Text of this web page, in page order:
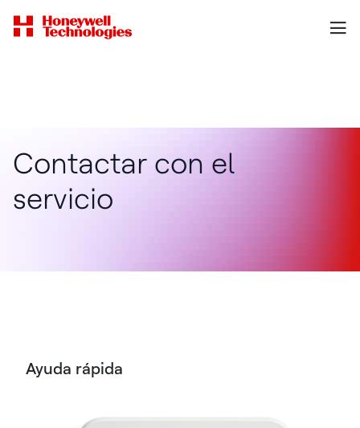
Contactar con el
servicio
Ayuda rápida